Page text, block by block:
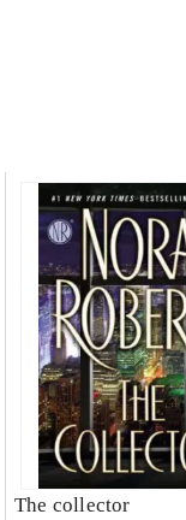
The collector